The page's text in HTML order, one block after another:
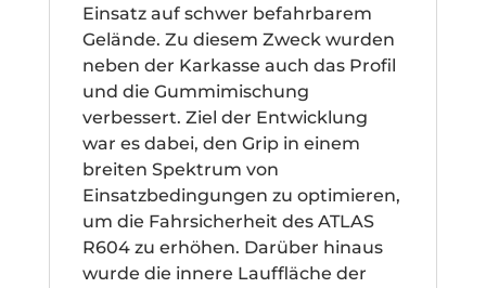
Einsatz auf schwer befahrbarem
Gelände. Zu diesem Zweck wurden
neben der Karkasse auch das Profil
und die Gummimischung
verbessert. Ziel der Entwicklung
war es dabei, den Grip in einem
breiten Spektrum von
Einsatzbedingungen zu optimieren,
um die Fahrsicherheit des ATLAS
R604 zu erhöhen. Darüber hinaus
wurde die innere Lauffläche der